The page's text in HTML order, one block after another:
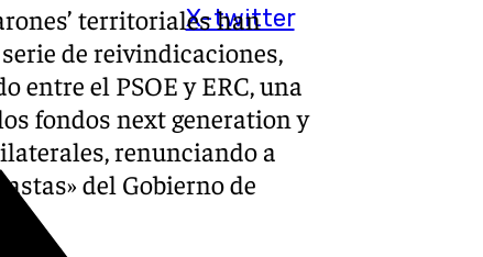
X-twitter
territoriales han
de reivindicaciones,
entre el PSOE y ERC, una
fondos next generation y
renunciando a
del Gobierno de